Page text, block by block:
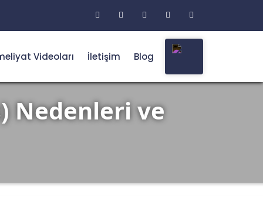
Videoları İletişim Blog
Nedenleri ve